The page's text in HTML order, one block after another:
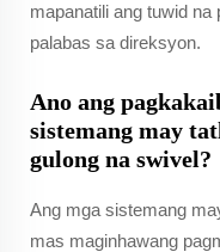
mapanatili ang tuwid
palabas sa direksyon.
Ano ang
sistemang may
gulong na swivel?
Ang mga sistemang
mas maginhawang